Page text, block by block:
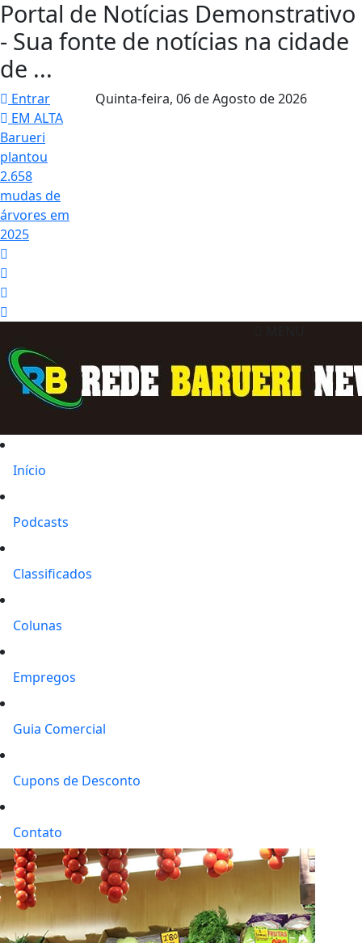
Portal de Notícias Demonstrativo
- Sua fonte de notícias na cidade
de ...
Entrar
EM ALTA
Barueri
plantou
2.658
mudas de
árvores em
2025
Quinta-feira, 06 de Agosto de 2026
Início
Podcasts
Classificados
Colunas
Empregos
Guia Comercial
Cupons de Desconto
Contato